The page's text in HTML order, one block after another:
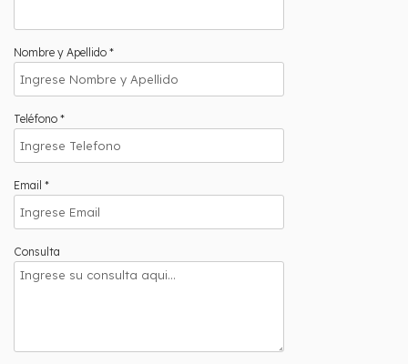
Nombre y Apellido *
Teléfono *
Email *
Consulta